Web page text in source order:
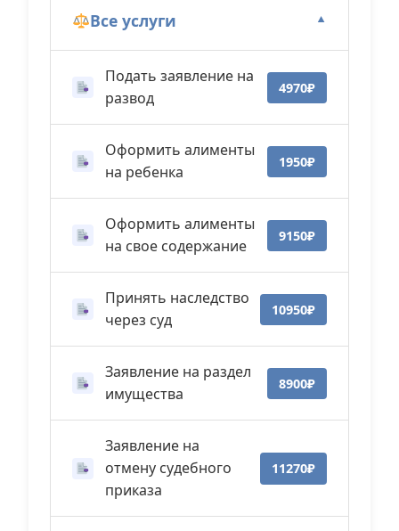
Все услуги ▼
Подать заявление на
развод
4970₽
Оформить алименты
на ребенка
1950₽
Оформить алименты
на свое содержание
9150₽
Принять наследство
через суд
10950₽
Заявление на раздел
имущества
8900₽
Заявление на
отмену судебного
приказа
11270₽